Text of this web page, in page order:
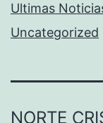
Ultimas
Uncategorized
NORTE